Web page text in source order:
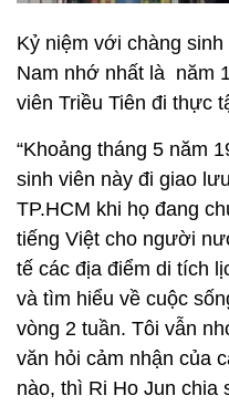
Kỷ niệm với chàng
Nam nhớ nhất là năm
viên Triều Tiên đi thực
“Khoảng tháng 5 năm
sinh viên này đi giao
TP.HCM khi họ đang
tiếng Việt cho người
tế các địa điểm di tích
và tìm hiểu về cuộc
vòng 2 tuần. Tôi vẫn
văn hỏi cảm nhận của
nào, thì Ri Ho Jun chia